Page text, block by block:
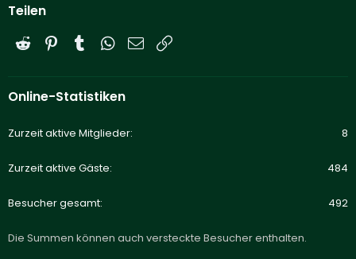
Teilen
Reddit PinterestTumblrWhatsApp
E-Mail
Online-Statistiken
Zurzeit aktive Mitglieder 8
Zurzeit aktive Gäste 484
Besucher gesamt 492
Die Summen können auch versteckte Besucher enthalten.